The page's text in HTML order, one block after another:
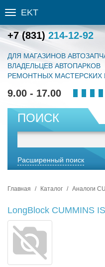
Toggle
sidebar
EKT
+7 (831) 214-12-92
ДЛЯ МАГАЗИНОВ
ВЛАДЕЛЬЦЕВ АВТОПАРКОВ
РЕМОНТНЫХ МАСТЕРСКИХ
9.00 - 17.00
ПОИСК
Расширенный поиск
Главная Каталог Аналоги
LongBlock CUMMINS